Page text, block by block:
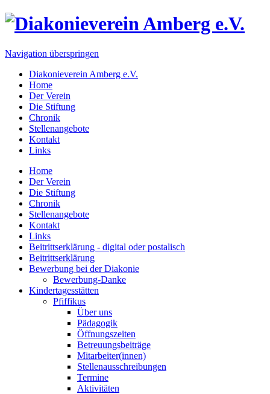
Navigation überspringen
Diakonieverein Amberg e.V.
Home
Der Verein
Die Stiftung
Chronik
Stellenangebote
Kontakt
Links
Home
Der Verein
Die Stiftung
Chronik
Stellenangebote
Kontakt
Links
Beitrittserklärung - digital oder postalisch
Beitrittserklärung
Bewerbung bei der Diakonie
Bewerbung-Danke
Kindertagesstätten
Pfiffikus
Über uns
Pädagogik
Öffnungszeiten
Betreuungsbeiträge
Mitarbeiter(innen)
Stellenausschreibungen
Termine
Aktivitäten